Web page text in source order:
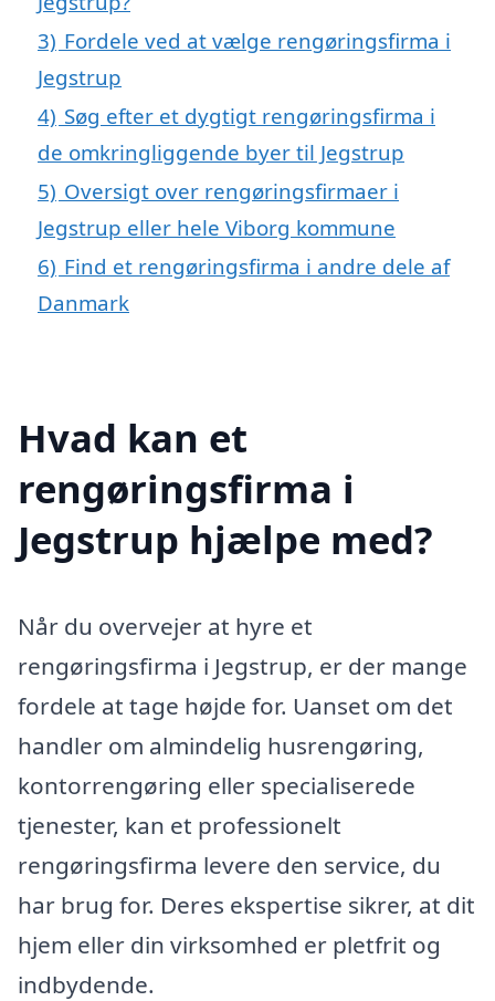
3) Fordele ved at vælge rengøringsfirma i
Jegstrup
4) Søg efter et dygtigt rengøringsfirma i
de omkringliggende byer til Jegstrup
5) Oversigt over rengøringsfirmaer i
Jegstrup eller hele Viborg kommune
6) Find et rengøringsfirma i andre dele af
Danmark
Hvad kan et
rengøringsfirma i
Jegstrup hjælpe med?
Når du overvejer at hyre et
rengøringsfirma i Jegstrup, er der mange
fordele at tage højde for. Uanset om det
handler om almindelig husrengøring,
kontorrengøring eller specialiserede
tjenester, kan et professionelt
rengøringsfirma levere den service, du
har brug for. Deres ekspertise sikrer, at dit
hjem eller din virksomhed er pletfrit og
indbydende.